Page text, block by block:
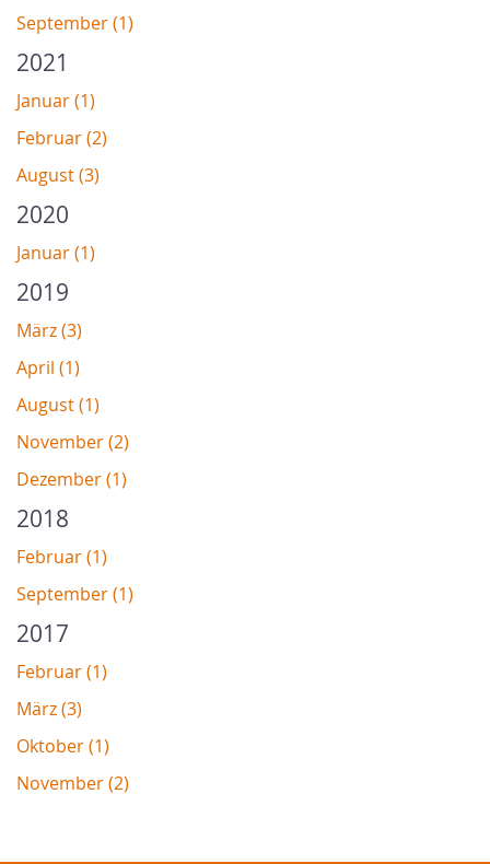
September (1)
2021
Januar (1)
Februar (2)
August (3)
2020
Januar (1)
2019
März (3)
April (1)
August (1)
November (2)
Dezember (1)
2018
Februar (1)
September (1)
2017
Februar (1)
März (3)
Oktober (1)
November (2)